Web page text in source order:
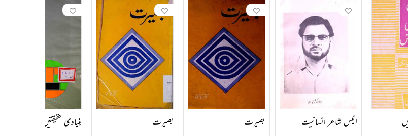
انیس شاعر انسانیت بصیرت بصیرت بنیادی حقیقتیں